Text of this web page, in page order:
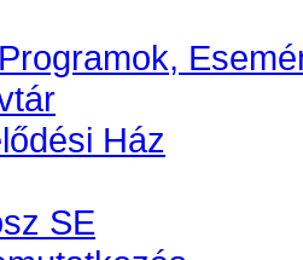
Ház
SE